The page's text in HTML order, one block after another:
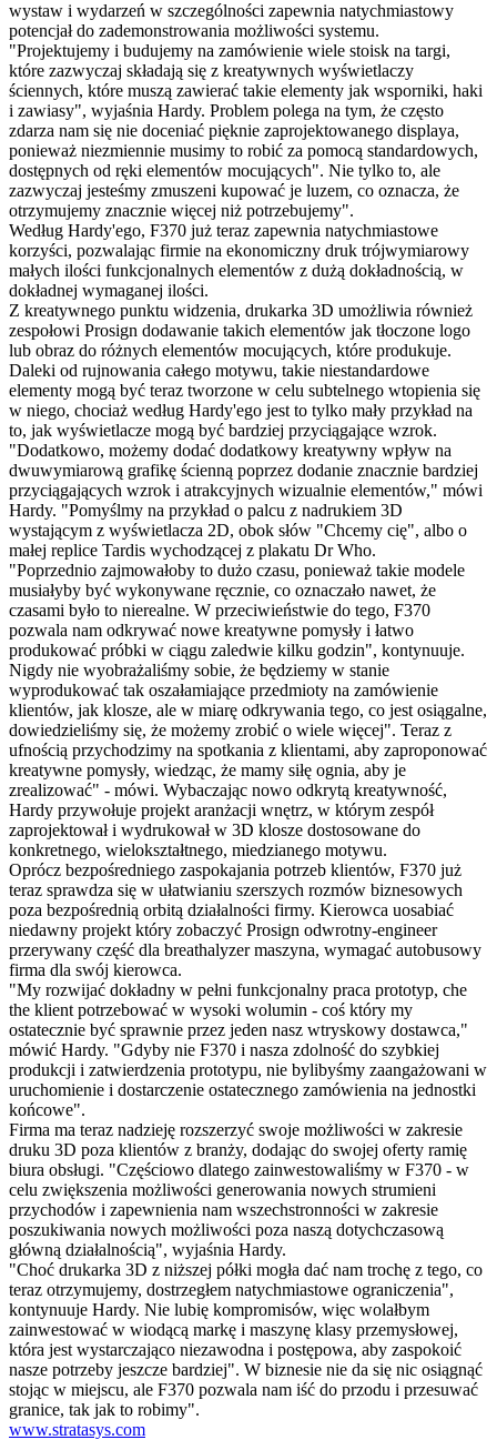
wystaw i wydarzeń w szczególności zapewnia natychmiastowy
potencjał do zademonstrowania możliwości systemu.
"Projektujemy i budujemy na zamówienie wiele stoisk na targi,
które zazwyczaj składają się z kreatywnych wyświetlaczy
ściennych, które muszą zawierać takie elementy jak wsporniki, haki
i zawiasy", wyjaśnia Hardy. Problem polega na tym, że często
zdarza nam się nie doceniać pięknie zaprojektowanego displaya,
ponieważ niezmiennie musimy to robić za pomocą standardowych,
dostępnych od ręki elementów mocujących". Nie tylko to, ale
zazwyczaj jesteśmy zmuszeni kupować je luzem, co oznacza, że
otrzymujemy znacznie więcej niż potrzebujemy".
Według Hardy'ego, F370 już teraz zapewnia natychmiastowe
korzyści, pozwalając firmie na ekonomiczny druk trójwymiarowy
małych ilości funkcjonalnych elementów z dużą dokładnością, w
dokładnej wymaganej ilości.
Z kreatywnego punktu widzenia, drukarka 3D umożliwia również
zespołowi Prosign dodawanie takich elementów jak tłoczone logo
lub obraz do różnych elementów mocujących, które produkuje.
Daleki od rujnowania całego motywu, takie niestandardowe
elementy mogą być teraz tworzone w celu subtelnego wtopienia się
w niego, chociaż według Hardy'ego jest to tylko mały przykład na
to, jak wyświetlacze mogą być bardziej przyciągające wzrok.
"Dodatkowo, możemy dodać dodatkowy kreatywny wpływ na
dwuwymiarową grafikę ścienną poprzez dodanie znacznie bardziej
przyciągających wzrok i atrakcyjnych wizualnie elementów," mówi
Hardy. "Pomyślmy na przykład o palcu z nadrukiem 3D
wystającym z wyświetlacza 2D, obok słów "Chcemy cię", albo o
małej replice Tardis wychodzącej z plakatu Dr Who.
"Poprzednio zajmowałoby to dużo czasu, ponieważ takie modele
musiałyby być wykonywane ręcznie, co oznaczało nawet, że
czasami było to nierealne. W przeciwieństwie do tego, F370
pozwala nam odkrywać nowe kreatywne pomysły i łatwo
produkować próbki w ciągu zaledwie kilku godzin", kontynuuje.
Nigdy nie wyobrażaliśmy sobie, że będziemy w stanie
wyprodukować tak oszałamiające przedmioty na zamówienie
klientów, jak klosze, ale w miarę odkrywania tego, co jest osiągalne,
dowiedzieliśmy się, że możemy zrobić o wiele więcej". Teraz z
ufnością przychodzimy na spotkania z klientami, aby zaproponować
kreatywne pomysły, wiedząc, że mamy siłę ognia, aby je
zrealizować" - mówi. Wybaczając nowo odkrytą kreatywność,
Hardy przywołuje projekt aranżacji wnętrz, w którym zespół
zaprojektował i wydrukował w 3D klosze dostosowane do
konkretnego, wielokształtnego, miedzianego motywu.
Oprócz bezpośredniego zaspokajania potrzeb klientów, F370 już
teraz sprawdza się w ułatwianiu szerszych rozmów biznesowych
poza bezpośrednią orbitą działalności firmy. Kierowca uosabiać
niedawny projekt który zobaczyć Prosign odwrotny-engineer
przerywany część dla breathalyzer maszyna, wymagać autobusowy
firma dla swój kierowca.
"My rozwijać dokładny w pełni funkcjonalny praca prototyp, che
the klient potrzebować w wysoki wolumin - coś który my
ostatecznie być sprawnie przez jeden nasz wtryskowy dostawca,"
mówić Hardy. "Gdyby nie F370 i nasza zdolność do szybkiej
produkcji i zatwierdzenia prototypu, nie bylibyśmy zaangażowani w
uruchomienie i dostarczenie ostatecznego zamówienia na jednostki
końcowe".
Firma ma teraz nadzieję rozszerzyć swoje możliwości w zakresie
druku 3D poza klientów z branży, dodając do swojej oferty ramię
biura obsługi. "Częściowo dlatego zainwestowaliśmy w F370 - w
celu zwiększenia możliwości generowania nowych strumieni
przychodów i zapewnienia nam wszechstronności w zakresie
poszukiwania nowych możliwości poza naszą dotychczasową
główną działalnością", wyjaśnia Hardy.
"Choć drukarka 3D z niższej półki mogła dać nam trochę z tego, co
teraz otrzymujemy, dostrzegłem natychmiastowe ograniczenia",
kontynuuje Hardy. Nie lubię kompromisów, więc wolałbym
zainwestować w wiodącą markę i maszynę klasy przemysłowej,
która jest wystarczająco niezawodna i postępowa, aby zaspokoić
nasze potrzeby jeszcze bardziej". W biznesie nie da się nic osiągnąć
stojąc w miejscu, ale F370 pozwala nam iść do przodu i przesuwać
granice, tak jak to robimy".
www.stratasys.com